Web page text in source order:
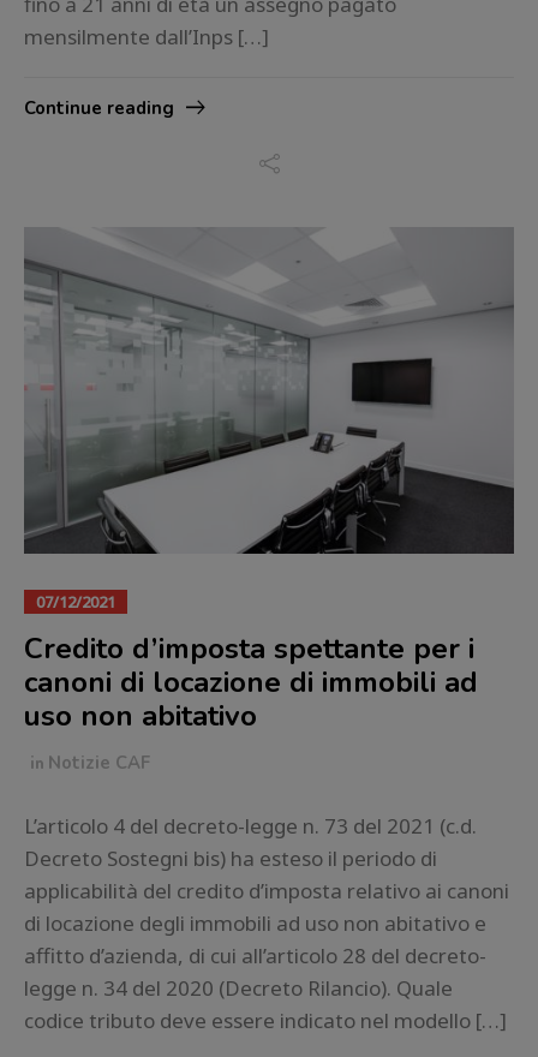
mensilmente dall’Inps […]
Continue reading
07/12/2021
Credito d’imposta spettante per i
canoni di locazione di immobili ad
uso non abitativo
in Notizie CAF
L’articolo 4 del decreto-legge n. 73 del 2021 (c.d.
Decreto Sostegni bis) ha esteso il periodo di
applicabilità del credito d’imposta relativo ai canoni
di locazione degli immobili ad uso non abitativo e
affitto d’azienda, di cui all’articolo 28 del decreto-
legge n. 34 del 2020 (Decreto Rilancio). Quale
codice tributo deve essere indicato nel modello […]